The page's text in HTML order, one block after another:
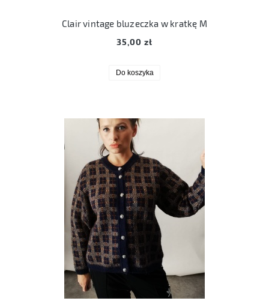
Clair vintage bluzeczka w kratkę M
35,00 zł
Do koszyka